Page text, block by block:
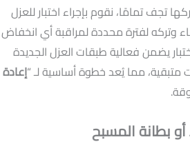
تجف تمامًا، نقوم بإجراء اختبار للعزل
وتركه لفترة محددة لمراقبة أي انخفاض
يضمن فعالية طبقات العزل الجديدة
مما يُعد خطوة أساسية لـ “إعادة